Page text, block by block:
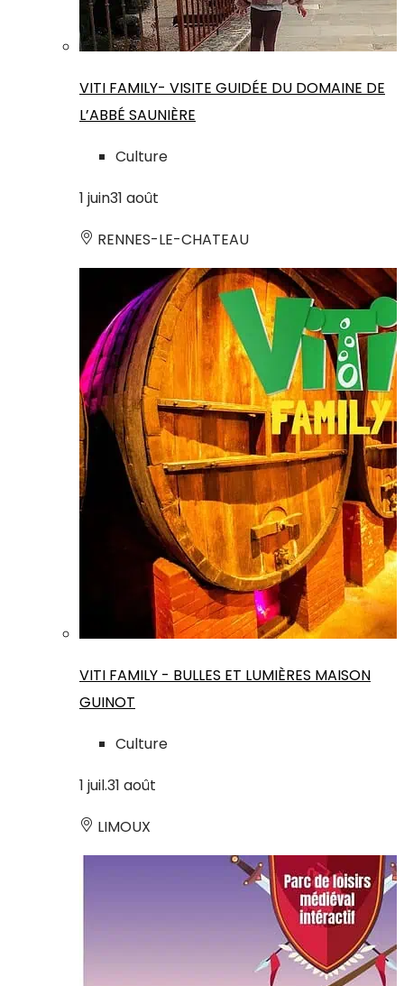
VITI FAMILY- VISITE GUIDÉE DU DOMAINE DE
L’ABBÉ SAUNIÈRE
Culture
1 juin31 août
RENNES-LE-CHATEAU
VITI FAMILY - BULLES ET LUMIÈRES MAISON
GUINOT
Culture
1 juil.31 août
LIMOUX